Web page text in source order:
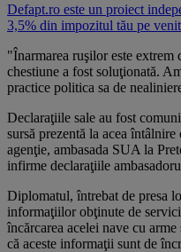
Defapt.ro este un proiect
3,5% din impozitul tău pe
"Înarmarea ruşilor este extrem
chestiune a fost soluţionată.
practice politica sa de
Declaraţiile sale au fost
sursă prezentă la acea întâlnire
agenţie, ambasada SUA la
infirme declaraţiile
Diplomatul, întrebat de presa
informaţiilor obţinute de
încărcarea acelei nave cu
că aceste informaţii sunt de